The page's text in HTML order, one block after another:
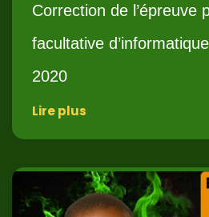
Correction de l’épreuve
facultative
2020
Lire plus